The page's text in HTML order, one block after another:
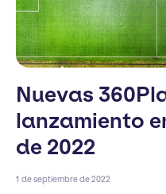
Nuevas
lanzamiento
de 2022
1 de septiembre de 2022